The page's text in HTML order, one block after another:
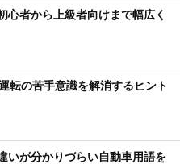
心者から上級者向けまで幅広く
転の苦手意識を解消するヒント
いが分かりづらい自動車用語を